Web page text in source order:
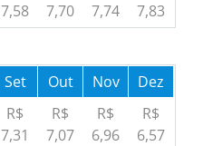
7,58
7,70
7,74
7,83
Set Out Nov
Dez
R$
7,31
R$
7,07
R$
6,96
R$
6,57